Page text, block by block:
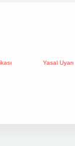
Yasal Uyarı